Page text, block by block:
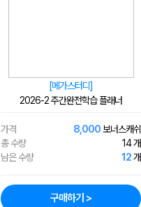
[메가스터디]
2026-2 주간완전학습 플래너
가격 8,000 보너스캐쉬
총 수량
14 개
남은 수량
12개
구매하기 >